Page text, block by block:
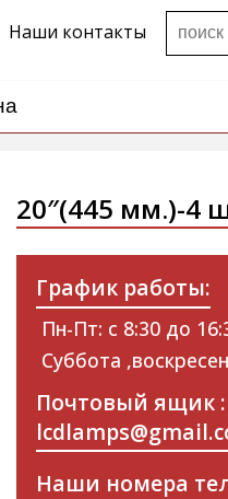
Наши контакты
20″(445 мм.)-4
График работы:
Пн-Пт: с 8:30 до
Суббота
Почтовый ящик :
Наши номера